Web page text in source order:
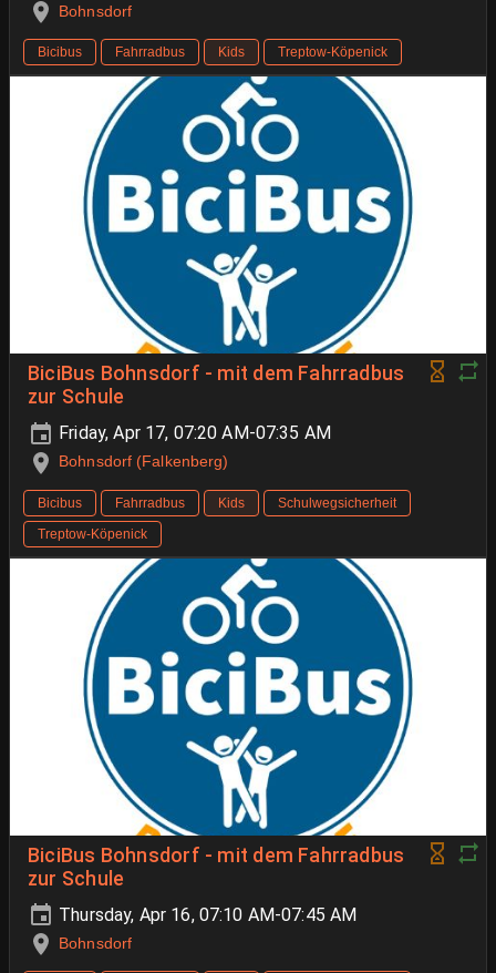
Bohnsdorf
Bicibus Fahrradbus Kids Treptow-Köpenick
BiciBus Bohnsdorf - mit dem Fahrradbus
zur Schule
Friday, Apr 17, 07:20 AM-07:35 AM
Bohnsdorf (Falkenberg)
Bicibus Fahrradbus Kids
Schulwegsicherheit
Treptow-Köpenick
BiciBus Bohnsdorf - mit dem Fahrradbus
zur Schule
Thursday, Apr 16, 07:10 AM-07:45 AM
Bohnsdorf